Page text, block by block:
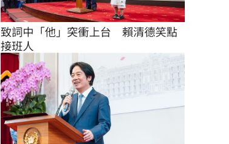
致詞中「他」突衝上台　賴清德笑點
接班人